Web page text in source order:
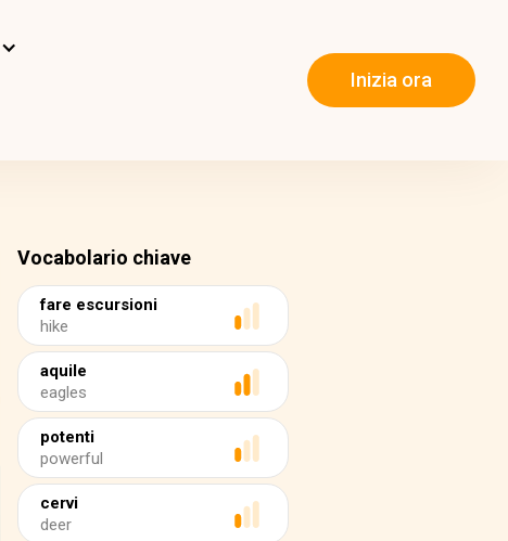
Inizia ora
Vocabolario chiave
fare escursioni
hike
aquile
eagles
potenti
powerful
cervi
deer